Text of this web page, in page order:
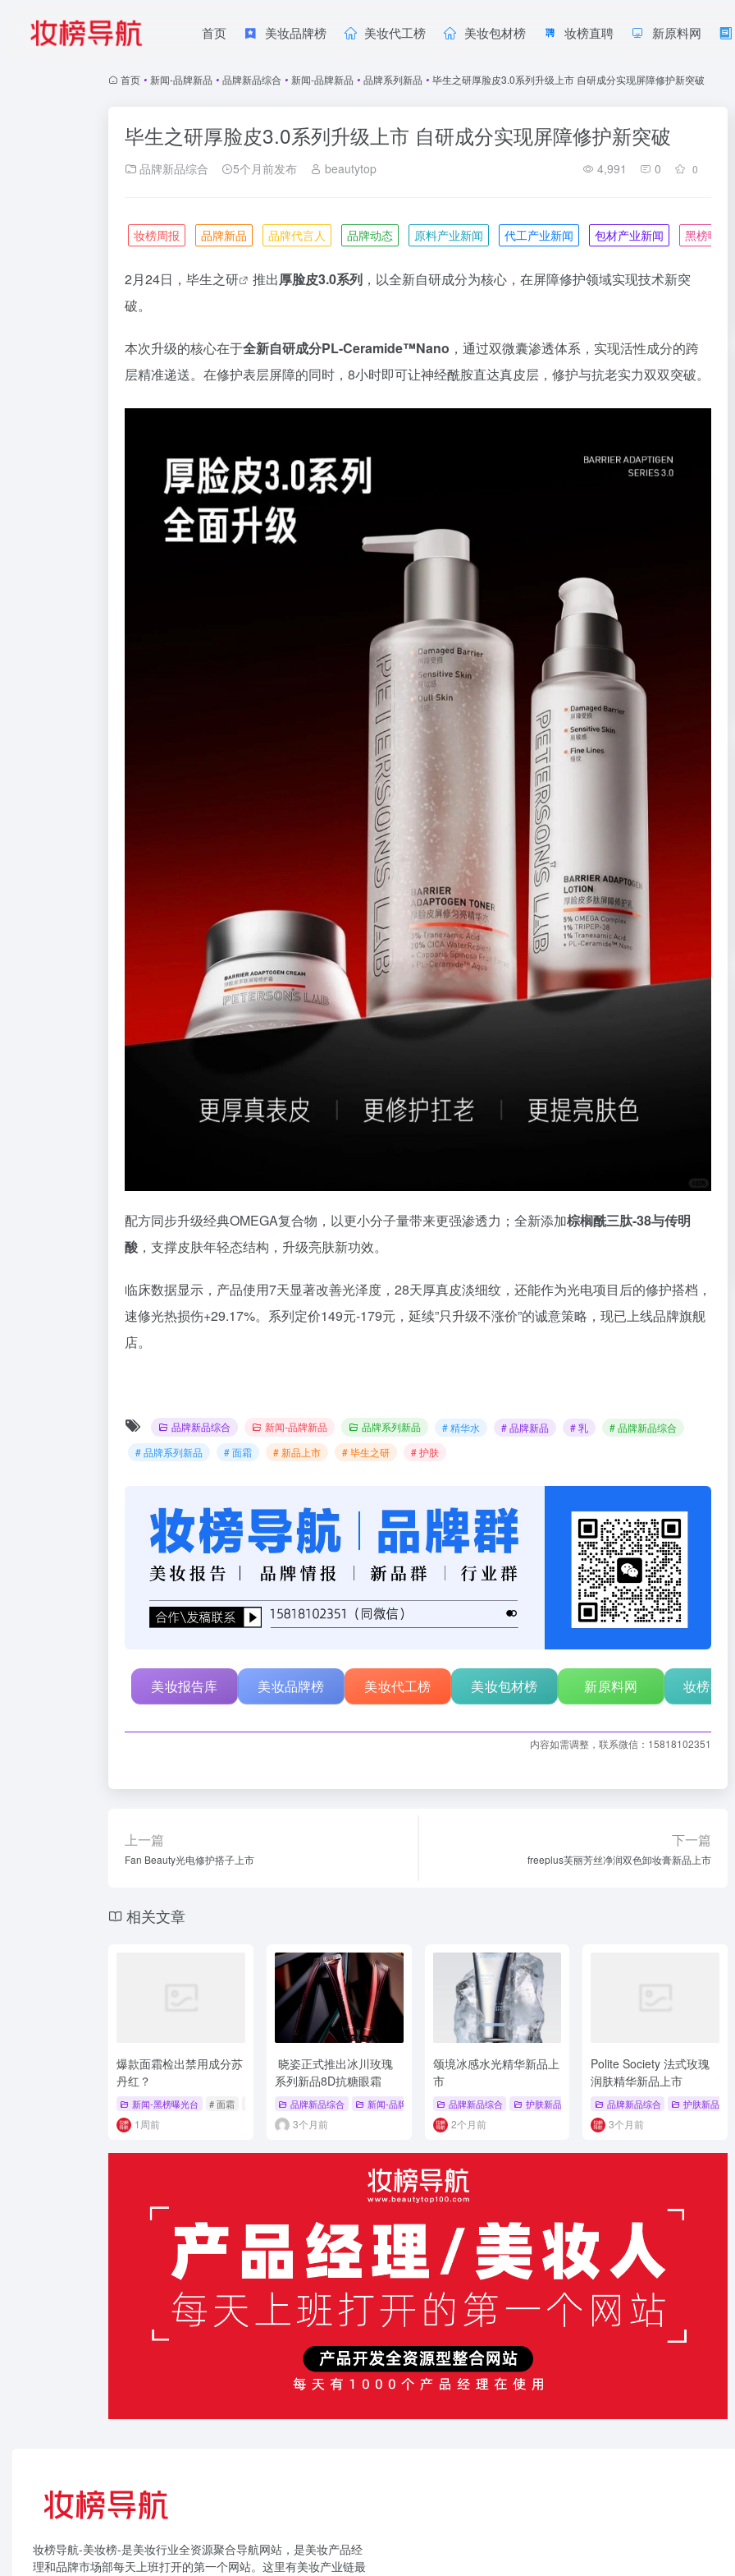
首页 美妆品牌榜 美妆代工榜 美妆包材榜 妆榜直聘 新原料网
首页 • 新闻-品牌新品 • 品牌新品综合 • 新闻-品牌新品 • 品牌系列新品 • 毕生之研厚脸皮3.0系列升级上市 自研成分实现屏障修护新突破
毕生之研厚脸皮3.0系列升级上市 自研成分实现屏障修护新突破
品牌新品综合 5个月前发布 beautytop 4,991 0 0
妆榜周报 品牌新品 品牌代言人 品牌动态 原料产业新闻 代工产业新闻 包材产业新闻 黑榜曝光
2月24日， 毕生之研 推出厚脸皮3.0系列 ，以全新自研成分为核心，在屏障修护领域实现技术新突
破。
本次升级的核心在于全新自研成分PL-Ceramide™Nano ，通过双微囊渗透体系，实现活性成分的跨
层精准递送。在修护表层屏障的同时，8小时即可让神经酰胺直达真皮层，修护与抗老实力双双突破。
配方同步升级经典OMEGA复合物，以更小分子量带来更强渗透力；全新添加棕榈酰三肽-38与传明
酸 ，支撑皮肤年轻态结构，升级亮肤新功效。
临床数据显示，产品使用7天显著改善光泽度，28天厚真皮淡细纹，还能作为光电项目后的修护搭档，
速修光热损伤+29.17%。系列定价149元-179元，延续”只升级不涨价”的诚意策略，现已上线品牌旗舰
店。
品牌新品综合 新闻-品牌新品 品牌系列新品 # 精华水 # 品牌新品 # 乳
# 品牌新品综合
# 品牌系列新品
# 面霜 # 新品上市 # 毕生之研 # 护肤
美妆报告库 美妆品牌榜 美妆代工榜 美妆包材榜 新原料网 妆榜行
内容如需调整，联系微信：15818102351
上一篇
Fan Beauty光电修护搭子上市
下一篇
freeplus芙丽芳丝净润双色卸妆膏新品上市
相关文章
爆款面霜检出禁用成分苏
丹红？
新闻-黑榜曝光台 # 面霜 # 黑榜曝光 # 苏丹红
1周前
晓姿正式推出冰川玫瑰
系列新品8D抗糖眼霜
品牌新品综合 新闻-品牌新品 # 品牌系列新品 # 新品上市
3个月前
颂境冰感水光精华新品上
市
品牌新品综合 护肤新品 # 品牌新品 # 护肤新品 # 冰感水光
2个月前
Polite Society 法式玫瑰
润肤精华新品上市
品牌新品综合 护肤新品
3个月前
妆榜导航-美妆榜-是美妆行业全资源聚合导航网站，是美妆产品经
理和品牌市场部每天上班打开的第一个网站。这里有美妆产业链最